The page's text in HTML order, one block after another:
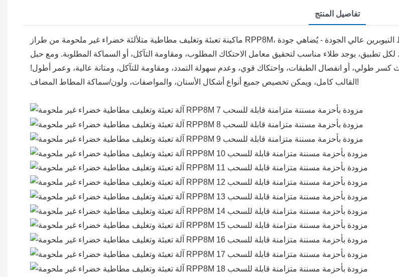
تفاصيل المنتج
ماكينة تعبئة وتغليف مطاطية متلألئة خضراء غير ملحومة من طراز RPP8M، مزودة بأحزمة مسننة متزامنة، مصنوعة من مطاط النيوبرين عالي الجودة - يُضاهي جودة LINATEX. تعتمد عملية
تطبيق، يوجد طلاء مناسب لتحقيق معامل الاحتكاك المطلوب، ومقاومة التآكل، أو السماكة المطلوبة. ومع حبل
35%! يضمن الاستخدام عدم حدوث كسر طولي، أو انفصال الطبقات، واحتكاك قوي، وعدم سهولة التمدد، ومقاومة للتآكل، ومتانة عالية، وعمر أطول!
القالب كامل، ويمكن تخصيص جميع أنواع أشكال الأسنان، والمواصفات، ولون/سماكة المطاط المضاف!